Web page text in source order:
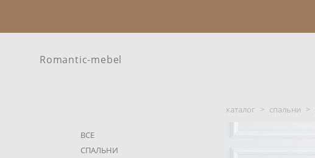
Romantic-mebel
ВСЕ
СПАЛЬНИ
каталог > спальни >